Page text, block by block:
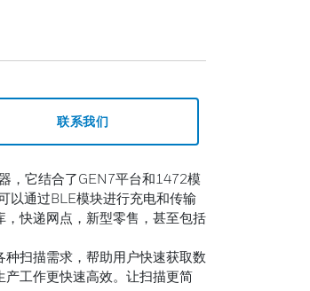
联系我们
，它结合了GEN7平台和1472模
以通过BLE模块进行充电和传输
快递网点，新型零售，甚至包括
扫描需求，帮助用户快速获取数
工作更快速高效。让扫描更简